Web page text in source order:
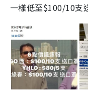
一樣低至$100/10支